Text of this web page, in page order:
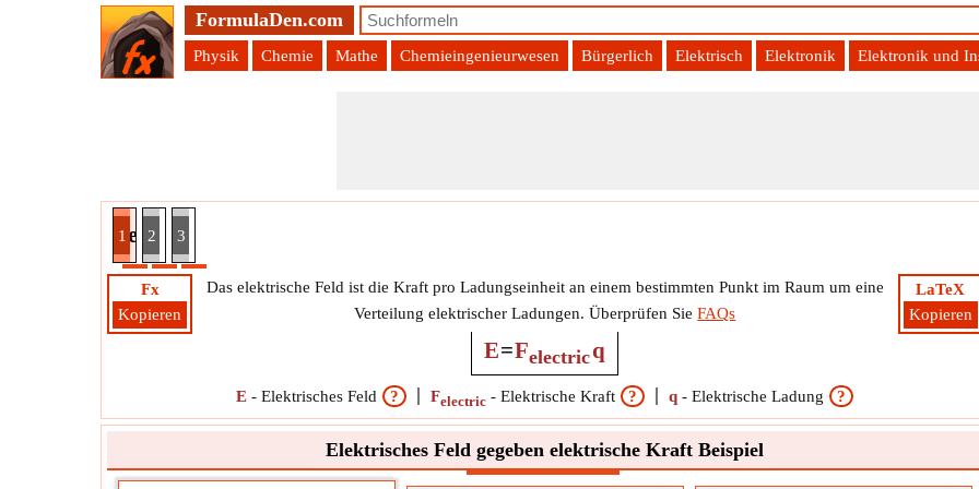
FormulaDen.com
Physik Chemie Mathe Chemieingenieurwesen Bürgerlich Elektrisch Elektronik Elektronik und
1
Feld gegeben elektrische Kraft Formel
2 3
Fx
Kopieren
LaTeX
Kopieren
Das elektrische Feld ist die Kraft pro Ladungseinheit an einem bestimmten Punkt im Raum um eine
Verteilung elektrischer Ladungen. Überprüfen SieFAQs
E=Felectricq
E -Elektrisches Feld ? Felectric -Elektrische Kraft ? q -Elektrische Ladung ?
Elektrisches Feld gegeben elektrische Kraft Beispiel